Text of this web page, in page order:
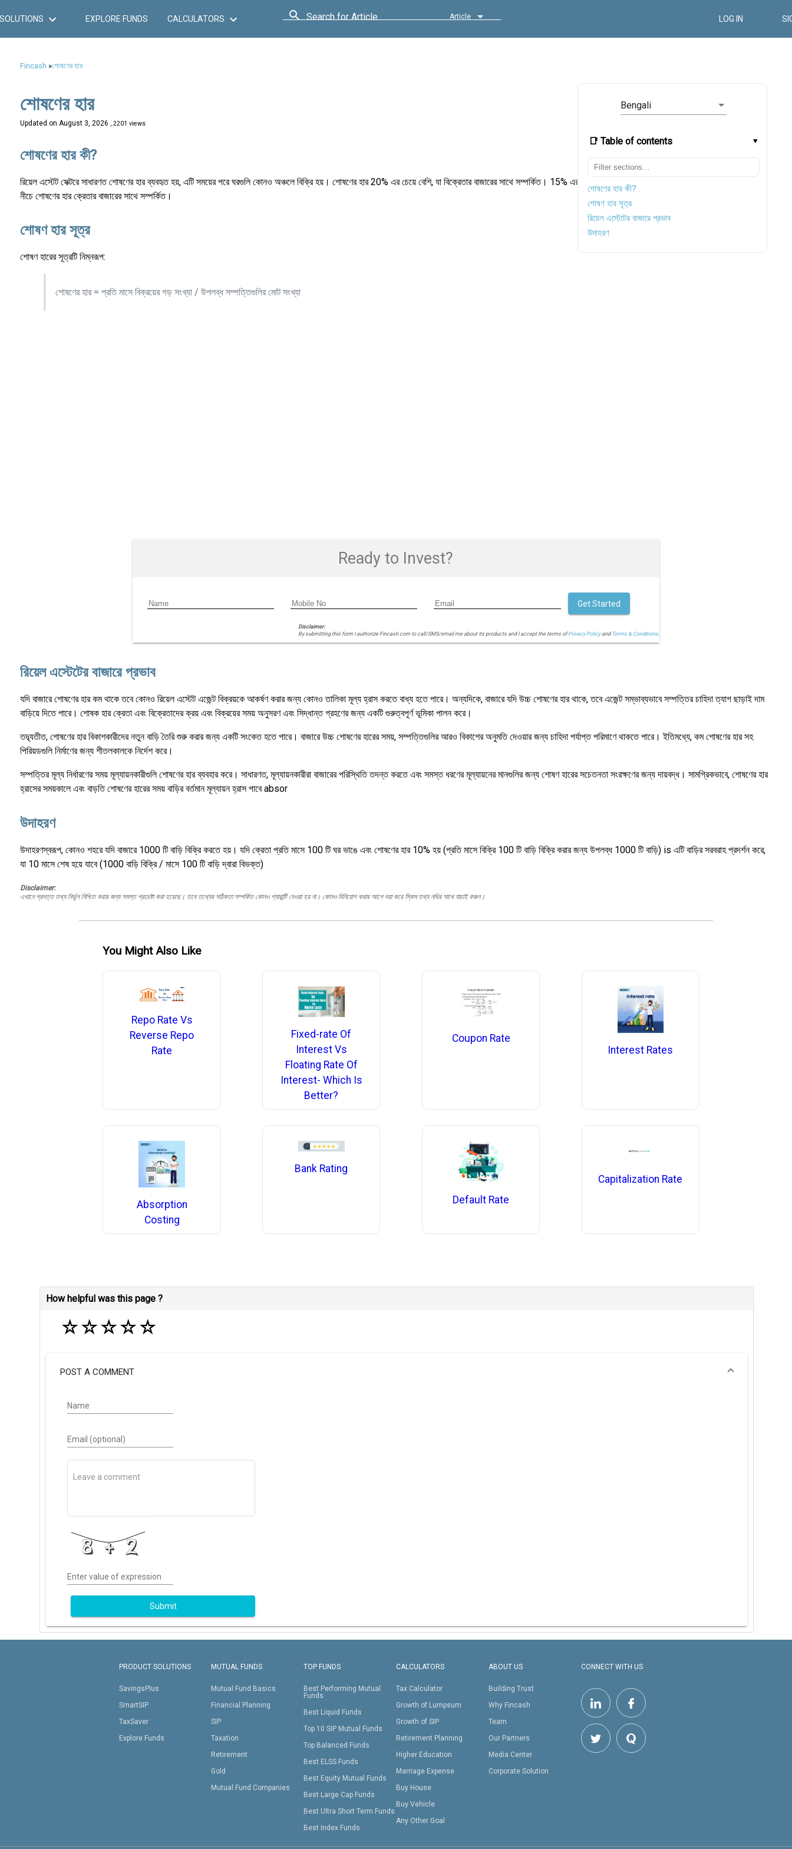
SOLUTIONS EXPLORE FUNDS CALCULATORS Search for Article Article LOG IN
Fincash »শোষণের হার
Bengali
📑 Table of contents
শোষণের হার কী?
শোষণ হার সূত্র
রিয়েল এস্টেটের বাজারে প্রভাব
উদাহরণ
শোষণের হার
Updated on August 3, 2026 , 2201 views
শোষণের হার কী?
রিয়েল এস্টেট সেক্টরে সাধারণত শোষণের হার ব্যবহৃত হয়, এটি সময়ের পরে ঘরগুলি কোনও অঞ্চলে বিক্রি হয়। শোষণের হার 20% এর চেয়ে বেশি, যা বিক্রেতার বাজারের সাথে সম্পর্কিত। 15% এর
নীচে শোষণের হার ক্রেতার বাজারের সাথে সম্পর্কিত।
শোষণ হার সূত্র
শোষণ হারের সূত্রটি নিম্নরূপ:
শোষণের হার = প্রতি মাসে বিক্রয়ের গড় সংখ্যা / উপলব্ধ সম্পত্তিগুলির মোট সংখ্যা
Ready to Invest?
Disclaimer:
By submitting this form I authorize Fincash.com to call/SMS/email me about its products and I accept the terms ofPrivacy Policyand Terms & Conditions.
Get Started
রিয়েল এস্টেটের বাজারে প্রভাব
যদি বাজারে শোষণের হার কম থাকে তবে কোনও রিয়েল এস্টেট এজেন্ট বিক্রয়কে আকর্ষণ করার জন্য কোনও তালিকা মূল্য হ্রাস করতে বাধ্য হতে পারে। অন্যদিকে, বাজারে যদি উচ্চ শোষণের হার থাকে, তবে এজেন্ট সম্ভাব্যভাবে সম্পত্তির চাহিদা ত্যাগ ছাড়াই দাম
বাড়িয়ে দিতে পারে। শোষক হার ক্রেতা এবং বিক্রেতাদের ক্রয় এবং বিক্রয়ের সময় অনুসরণ এবং সিদ্ধান্ত গ্রহণের জন্য একটি গুরুত্বপূর্ণ ভূমিকা পালন করে।
তদ্ব্যতীত, শোষণের হার বিকাশকারীদের নতুন বাড়ি তৈরি শুরু করার জন্য একটি সংকেত হতে পারে। বাজারে উচ্চ শোষণের হারের সময়, সম্পত্তিগুলির আরও বিকাশের অনুমতি দেওয়ার জন্য চাহিদা পর্যাপ্ত পরিমাণে থাকতে পারে। ইতিমধ্যে, কম শোষণের হার সহ
পিরিয়ডগুলি নির্মাণের জন্য শীতলকালকে নির্দেশ করে।
সম্পত্তির মূল্য নির্ধারণের সময় মূল্যায়নকারীগুলি শোষণের হার ব্যবহার করে। সাধারণত, মূল্যায়নকারীরা বাজারের পরিস্থিতি তদন্ত করতে এবং সমস্ত ধরণের মূল্যায়নের মানগুলির জন্য শোষণ হারের সচেতনতা সংরক্ষণের জন্য দায়বদ্ধ। সামগ্রিকভাবে, শোষণের হার
হ্রাসের সময়কালে এবং বাড়তি শোষণের হারের সময় বাড়ির বর্তমান মূল্যায়ন হ্রাস পাবে absor
উদাহরণ
উদাহরণস্বরূপ, কোনও শহরে যদি বাজারে 1000 টি বাড়ি বিক্রি করতে হয়। যদি ক্রেতা প্রতি মাসে 100 টি ঘর ভাঙে এবং শোষণের হার 10% হয় (প্রতি মাসে বিক্রি 100 টি বাড়ি বিক্রি করার জন্য উপলব্ধ 1000 টি বাড়ি) is এটি বাড়ির সরবরাহ প্রদর্শন করে,
যা 10 মাসে শেষ হয়ে যাবে (1000 বাড়ি বিক্রি / মাসে 100 টি বাড়ি দ্বারা বিভক্ত)
Disclaimer:
এখানে প্রদত্ত তথ্য নির্ভুল নিশ্চিত করার জন্য সমস্ত প্রচেষ্টা করা হয়েছে। তবে তথ্যের সঠিকতা সম্পর্কিত কোনও গ্যারান্টি দেওয়া হয় না। কোনও বিনিয়োগ করার আগে দয়া করে স্কিম তথ্য নথির সাথে যাচাই করুন।
You Might Also Like
Repo Rate Vs
Reverse Repo
Rate
Fixed-rate Of
Interest Vs
Floating Rate Of
Interest- Which Is
Better?
Coupon Rate
Interest Rates
Absorption
Costing
Bank Rating
Default Rate
Capitalization Rate
How helpful was this page ?
☆☆☆☆☆
POST A COMMENT
Name
Email (optional)
Enter value of expression
Submit
PRODUCT SOLUTIONS
SavingsPlus
SmartSIP
TaxSaver
Explore Funds
MUTUAL FUNDS
Mutual Fund Basics
Financial Planning
SIP
Taxation
Retirement
Gold
Mutual Fund Companies
TOP FUNDS
Best Performing Mutual
Funds
Best Liquid Funds
Top 10 SIP Mutual Funds
Top Balanced Funds
Best ELSS Funds
Best Equity Mutual Funds
Best Large Cap Funds
Best Ultra Short Term Funds
Best Index Funds
CALCULATORS
Tax Calculator
Growth of Lumpsum
Growth of SIP
Retirement Planning
Higher Education
Marriage Expense
Buy House
Buy Vehicle
Any Other Goal
ABOUT US
Building Trust
Why Fincash
Team
Our Partners
Media Center
Corporate Solution
CONNECT WITH US